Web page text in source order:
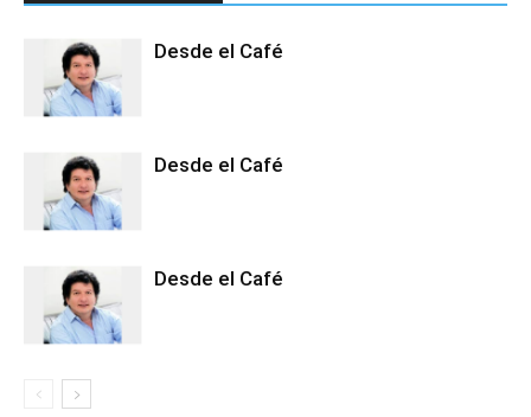
Desde el Café
Desde el Café
Desde el Café